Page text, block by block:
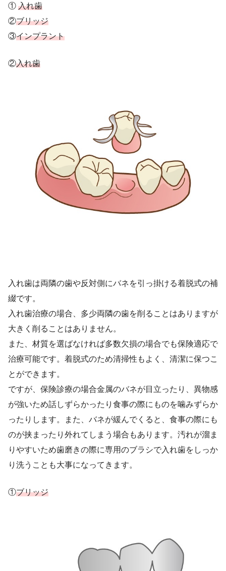
① 入れ歯
②ブリッジ
③インプラント
②入れ歯
入れ歯は両隣の歯や反対側にバネを引っ掛ける着脱式の補
綴です。
入れ歯治療の場合、多少両隣の歯を削ることはありますが
大きく削ることはありません。
また、材質を選ばなければ多数欠損の場合でも保険適応で
治療可能です。着脱式のため清掃性もよく、清潔に保つこ
とができます。
ですが、保険診療の場合金属のバネが目立ったり、異物感
が強いため話しずらかったり食事の際にものを噛みずらか
ったりします。また、バネが緩んでくると、食事の際にも
のが挟まったり外れてしまう場合もあります。汚れが溜ま
りやすいため歯磨きの際に専用のブラシで入れ歯をしっか
り洗うことも大事になってきます。
①ブリッジ